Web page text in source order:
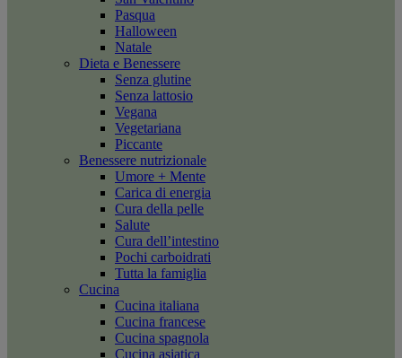
Pasqua
Halloween
Natale
Dieta e Benessere
Senza glutine
Senza lattosio
Vegana
Vegetariana
Piccante
Benessere nutrizionale
Umore + Mente
Carica di energia
Cura della pelle
Salute
Cura dell’intestino
Pochi carboidrati
Tutta la famiglia
Cucina
Cucina italiana
Cucina francese
Cucina spagnola
Cucina asiatica